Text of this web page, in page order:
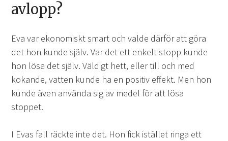
avlopp?
Eva var ekonomiskt smart och valde därför att göra
det hon kunde själv. Var det ett enkelt stopp kunde
hon lösa det själv. Väldigt hett, eller till och med
kokande, vatten kunde ha en positiv effekt. Men hon
kunde även använda sig av medel för att lösa
stoppet.
I Evas fall räckte inte det. Hon fick istället ringa ett